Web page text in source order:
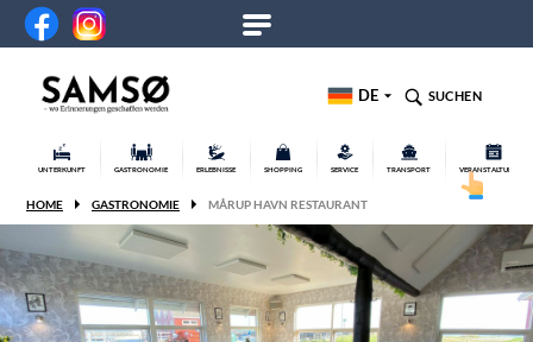
DE SUCHEN
UNTERKUNFT GASTRONOMIE ERLEBNISSE SHOPPING SERVICE TRANSPORT VERANSTALTUNGEN
HOME GASTRONOMIE MÅRUP HAVN RESTAURANT